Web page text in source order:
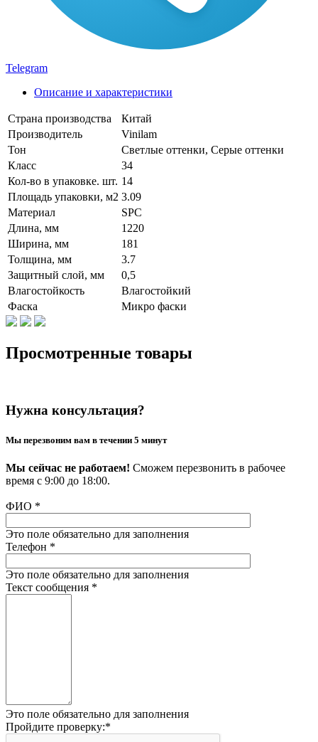
Telegram
Описание и характеристики
Страна производства
Китай
Производитель
Vinilam
Тон
Светлые оттенки, Серые оттенки
Класс
34
Кол-во в упаковке. шт. 14
Площадь упаковки, м2 3.09
Материал
SPC
Длина, мм
1220
Ширина, мм
181
Толщина, мм
3.7
Защитный слой, мм
0,5
Влагостойкость
Влагостойкий
Фаска
Микро фаски
Просмотренные товары
Нужна консультация?
Мы перезвоним вам в течении 5 минут
Мы сейчас не работаем! Сможем перезвонить в рабочее
время с 9:00 до 18:00.
ФИО *
Это поле обязательно для заполнения
Телефон *
Это поле обязательно для заполнения
Текст сообщения *
Это поле обязательно для заполнения
Пройдите проверку:*